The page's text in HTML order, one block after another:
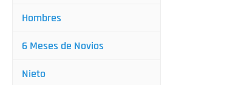
Hombres
6 Meses de Novios
Nieto